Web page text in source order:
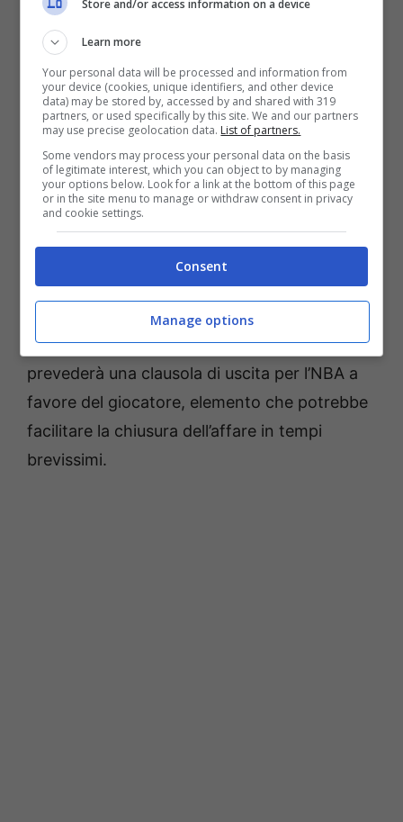
accogliere in Virtus giocatori-immagine del
basket tricolore come già accaduto con
Belinelli e Zandalasini. Infine, l’innesto di un
italiano del suo valore consentirebbe a
Bologna di chiudere il roster ed avere la
possibilità di inserire uno straniero senza
particolare fretta durante la stagione.
I contatti tra Virtus Bologna e Niccolò
Mannion sono più che avviati e le parti
stanno trattando sulla base di un contratto
pluriennale. Resta da capire se l’accordo
prevederà una clausola di uscita per l’NBA a
favore del giocatore, elemento che potrebbe
facilitare la chiusura dell’affare in tempi
brevissimi.
Store and/or access information on a device
Learn more
Your personal data will be processed and information from
your device (cookies, unique identifiers, and other device
data) may be stored by, accessed by and shared with 319
partners, or used specifically by this site. We and our partners
may use precise geolocation data. List of partners.
Some vendors may process your personal data on the basis
of legitimate interest, which you can object to by managing
your options below. Look for a link at the bottom of this page
or in the site menu to manage or withdraw consent in privacy
and cookie settings.
Consent
Manage options